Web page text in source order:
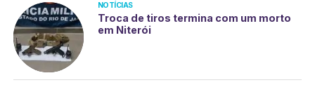
NOTÍCIAS
Troca de tiros termina com um morto
em Niterói